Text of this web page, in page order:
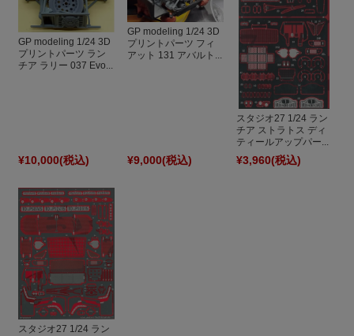
GP modeling 1/24 3D
プリントパーツ ラン
チア ラリー 037 Evo...
¥10,000(税込)
GP modeling 1/24 3D
プリントパーツ フィ
アット 131 アバルト...
¥9,000(税込)
スタジオ27 1/24 ラン
チア ストラトス ディ
ティールアップパー...
¥3,960(税込)
スタジオ27 1/24 ラン